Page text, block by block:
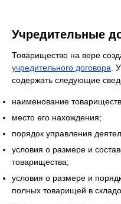
Учредительные
Товарищество на вере
учредительного договора .
содержать следующие
наименование
место его нахождения;
порядок управления
условия о размере и
товарищества;
условия о размере и
полных товарищей в